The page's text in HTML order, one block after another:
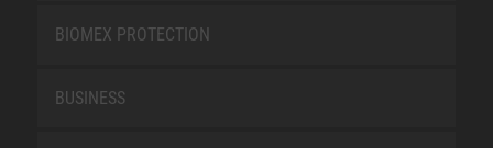
BIOMEX PROTECTION
BUSINESS